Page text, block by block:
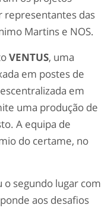
representantes das
Martins e NOS.
VENTUS, uma
em postes de
em
uma produção de
A equipa de
do certame, no
o segundo lugar com
aos desafios